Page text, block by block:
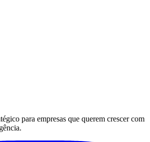
para empresas que querem crescer com